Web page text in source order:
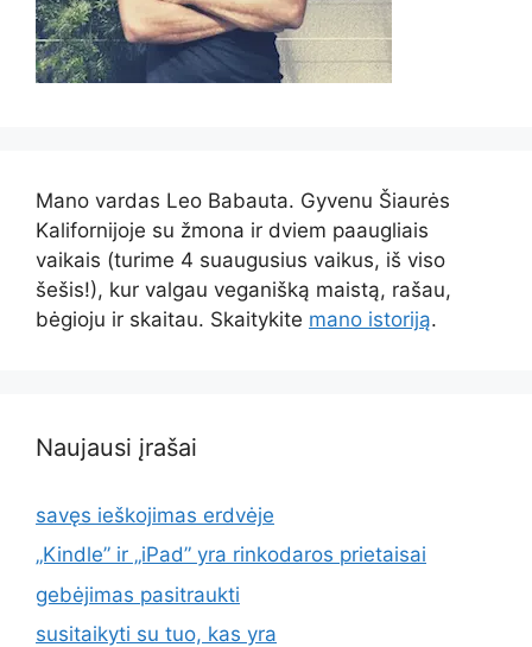
Mano vardas Leo Babauta. Gyvenu Šiaurės
Kalifornijoje su žmona ir dviem paaugliais
vaikais (turime 4 suaugusius vaikus, iš viso
šešis!), kur valgau veganišką maistą, rašau,
bėgioju ir skaitau. Skaitykite mano istoriją.
Naujausi įrašai
savęs ieškojimas erdvėje
„Kindle” ir „iPad” yra rinkodaros prietaisai
gebėjimas pasitraukti
susitaikyti su tuo, kas yra